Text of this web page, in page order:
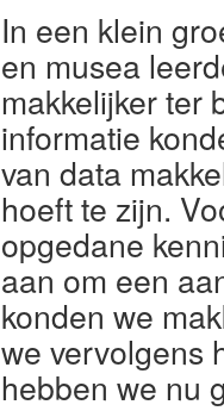
In een klein
en musea
makkelijker ter
informatie
van data
hoeft te zijn.
opgedane
aan om een
konden we
we vervolgens
hebben we nu